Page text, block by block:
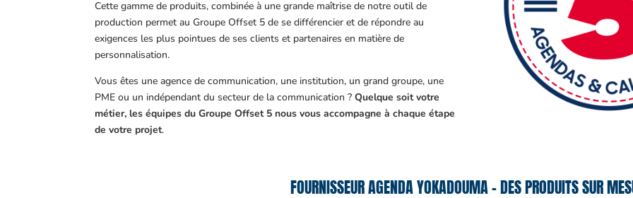
Cette gamme de produits, combinée à une grande maîtrise de notre outil de
production permet au Groupe Offset 5 de se différencier et de répondre au
exigences les plus pointues de ses clients et partenaires en matière de
personnalisation.
Vous êtes une agence de communication, une institution, un grand groupe, une
PME ou un indépendant du secteur de la communication ?Quelque soit votre
métier, les équipes du Groupe Offset 5 nous vous accompagne à chaque étape
de votre projet.
FOURNISSEUR AGENDA YOKADOUMA – DES PRODUITS SUR